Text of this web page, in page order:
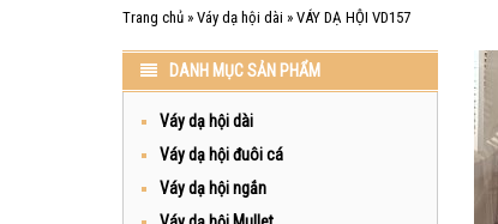
Trang chủ » Váy dạ hội dài » VÁY DẠ HỘI VD157
DANH MỤC SẢN PHẨM
Váy dạ hội dài
Váy dạ hội đuôi cá
Váy dạ hội ngắn